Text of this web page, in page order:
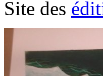
Site des